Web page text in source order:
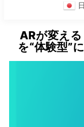
ARが変え
を“体験型”